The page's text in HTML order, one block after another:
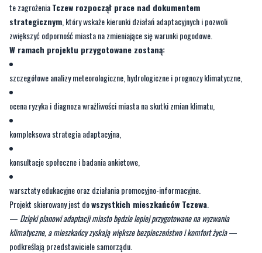
te zagrożeniaTczew rozpoczął prace nad dokumentem
strategicznym , który wskaże kierunki działań adaptacyjnych i pozwoli
zwiększyć odporność miasta na zmieniające się warunki pogodowe.
W ramach projektu przygotowane zostaną:
szczegółowe analizy meteorologiczne, hydrologiczne i prognozy klimatyczne,
ocena ryzyka i diagnoza wrażliwości miasta na skutki zmian klimatu,
kompleksowa strategia adaptacyjna,
konsultacje społeczne i badania ankietowe,
warsztaty edukacyjne oraz działania promocyjno-informacyjne.
Projekt skierowany jest dowszystkich mieszkańców Tczewa
— Dzięki planowi adaptacji miasto będzie lepiej przygotowane na wyzwania
klimatyczne, a mieszkańcy zyskają większe bezpieczeństwo i komfort życia—
podkreślają przedstawiciele samorządu.